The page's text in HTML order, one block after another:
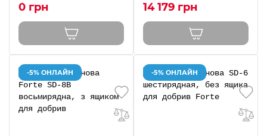
0 грн 14 179 грн
-5% ОНЛАЙН -5% ОНЛАЙН